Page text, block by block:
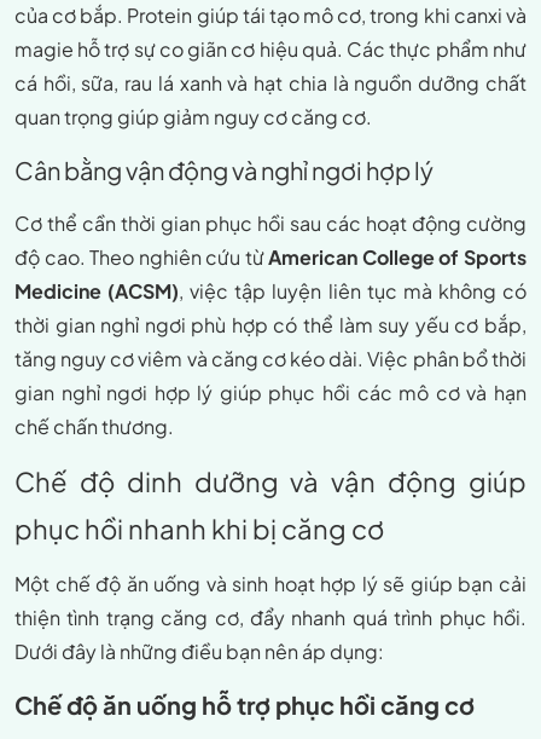
của cơ bắp. Protein giúp tái tạo mô cơ, trong khi canxi và
magie hỗ trợ sự co giãn cơ hiệu quả. Các thực phẩm như
cá hồi, sữa, rau lá xanh và hạt chia là nguồn dưỡng chất
quan trọng giúp giảm nguy cơ căng cơ.
Cân bằng vận động và nghỉ ngơi hợp lý
Cơ thể cần thời gian phục hồi sau các hoạt động cường
độ cao. Theo nghiên cứu từAmerican College of Sports
Medicine (ACSM), việc tập luyện liên tục mà không có
thời gian nghỉ ngơi phù hợp có thể làm suy yếu cơ bắp,
tăng nguy cơ viêm và căng cơ kéo dài. Việc phân bổ thời
gian nghỉ ngơi hợp lý giúp phục hồi các mô cơ và hạn
chế chấn thương.
Chế độ dinh dưỡng và vận động giúp
phục hồi nhanh khi bị căng cơ
Một chế độ ăn uống và sinh hoạt hợp lý sẽ giúp bạn cải
thiện tình trạng căng cơ, đẩy nhanh quá trình phục hồi.
Dưới đây là những điều bạn nên áp dụng:
Chế độ ăn uống hỗ trợ phục hồi căng cơ